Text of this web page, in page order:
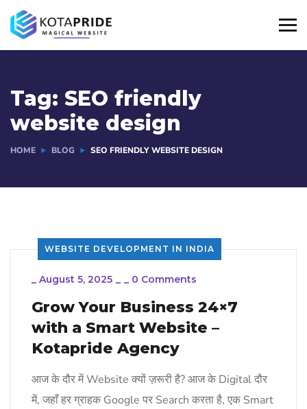
Tag: SEO friendly
website design
HOME BLOG SEO FRIENDLY WEBSITE DESIGN
WEBSITE DEVELOPMENT IN INDIA
_ August 5, 2025 _ _ 0 Comments
Grow Your Business 24×7
with a Smart Website –
Kotapride Agency
आज के दौर में Website क्यों ज़रूरी है? आज के Digital दौर
में, जहाँ हर ग्राहक Google पर Search करता है, एक Smart